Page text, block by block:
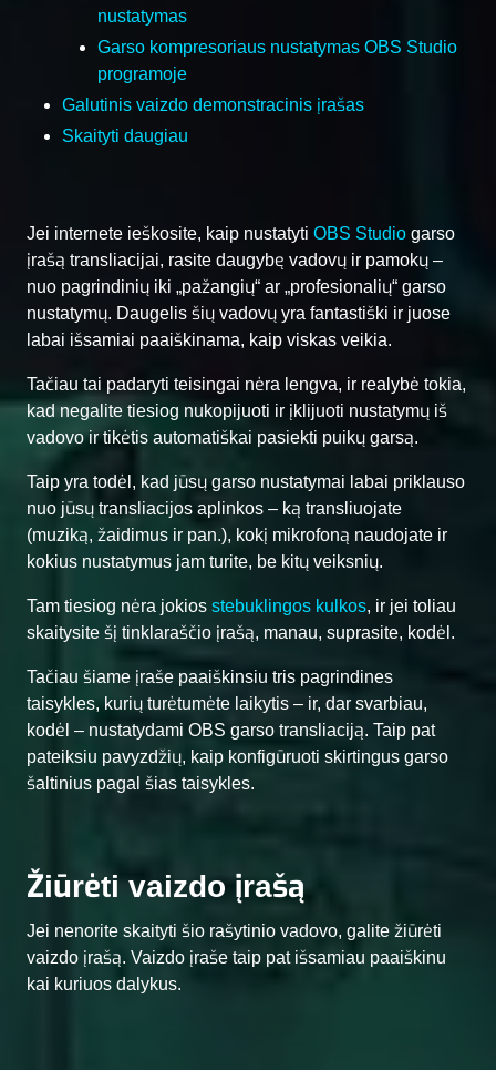
nustatymas
Garso kompresoriaus nustatymas OBS Studio
programoje
Galutinis vaizdo demonstracinis įrašas
Skaityti daugiau
Jei internete ieškosite, kaip nustatyti OBS Studio garso
įrašą transliacijai, rasite daugybę vadovų ir pamokų –
nuo pagrindinių iki „pažangių“ ar „profesionalių“ garso
nustatymų. Daugelis šių vadovų yra fantastiški ir juose
labai išsamiai paaiškinama, kaip viskas veikia.
Tačiau tai padaryti teisingai nėra lengva, ir realybė tokia,
kad negalite tiesiog nukopijuoti ir įklijuoti nustatymų iš
vadovo ir tikėtis automatiškai pasiekti puikų garsą.
Taip yra todėl, kad jūsų garso nustatymai labai priklauso
nuo jūsų transliacijos aplinkos – ką transliuojate
(muziką, žaidimus ir pan.), kokį mikrofoną naudojate ir
kokius nustatymus jam turite, be kitų veiksnių.
Tam tiesiog nėra jokios stebuklingos kulkos, ir jei toliau
skaitysite šį tinklaraščio įrašą, manau, suprasite, kodėl.
Tačiau šiame įraše paaiškinsiu tris pagrindines
taisykles, kurių turėtumėte laikytis – ir, dar svarbiau,
kodėl – nustatydami OBS garso transliaciją. Taip pat
pateiksiu pavyzdžių, kaip konfigūruoti skirtingus garso
šaltinius pagal šias taisykles.
Žiūrėti vaizdo įrašą
Jei nenorite skaityti šio rašytinio vadovo, galite žiūrėti
vaizdo įrašą. Vaizdo įraše taip pat išsamiau paaiškinu
kai kuriuos dalykus.